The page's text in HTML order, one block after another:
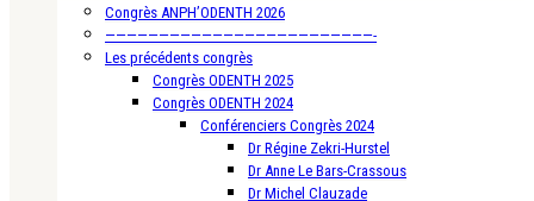
Congrès ANPH’ODENTH 2026
—————————————————————————-
Les précédents congrès
Congrès ODENTH 2025
Congrès ODENTH 2024
Conférenciers Congrès 2024
Dr Régine Zekri-Hurstel
Dr Anne Le Bars-Crassous
Dr Michel Clauzade